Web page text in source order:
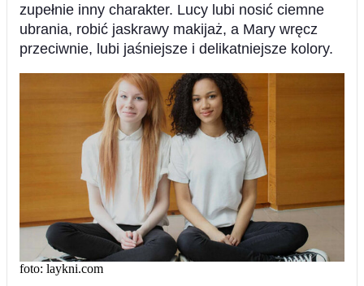
zupełnie inny charakter. Lucy lubi nosić ciemne
ubrania, robić jaskrawy makijaż, a Mary wręcz
przeciwnie, lubi jaśniejsze i delikatniejsze kolory.
foto: laykni.com